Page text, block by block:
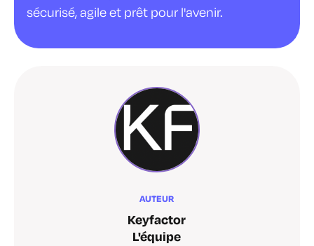
sécurisé, agile et prêt pour l'avenir.
AUTEUR
Keyfactor
L'équipe